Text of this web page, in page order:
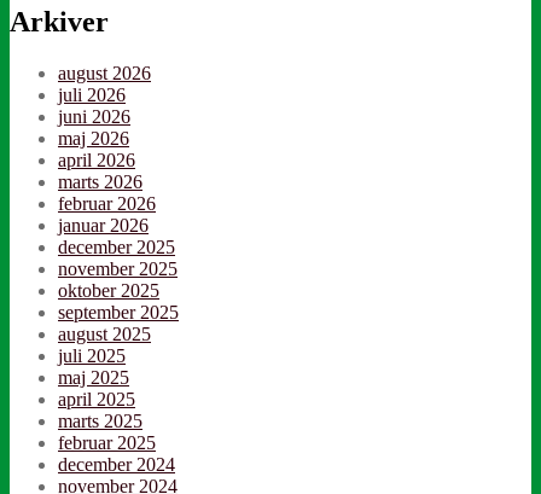
Arkiver
august 2026
juli 2026
juni 2026
maj 2026
april 2026
marts 2026
februar 2026
januar 2026
december 2025
november 2025
oktober 2025
september 2025
august 2025
juli 2025
maj 2025
april 2025
marts 2025
februar 2025
december 2024
november 2024